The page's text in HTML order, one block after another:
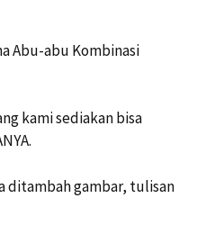
Abu-abu Kombinasi
kami sediakan bisa
ditambah gambar, tulisan